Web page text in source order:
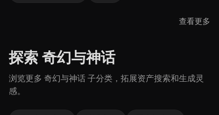
查看更多
探索 奇幻与神话
浏览更多 奇幻与神话 子分类，拓展资产搜索和生成灵
感。